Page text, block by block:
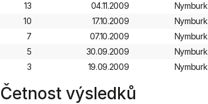
13
04.11.2009 Nymburk
10
17.10.2009 Nymburk
7
07.10.2009 Nymburk
5
30.09.2009 Nymburk
3
19.09.2009 Nymburk
Četnost výsledků